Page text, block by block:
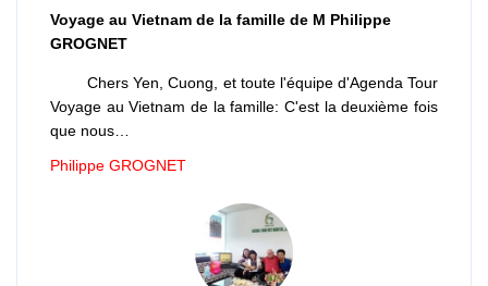
Voyage au Vietnam de la famille de M Philippe
GROGNET
Chers Yen, Cuong, et toute l'équipe d'Agenda Tour
Voyage au Vietnam de la famille: C'est la deuxième fois
que nous…
Philippe GROGNET